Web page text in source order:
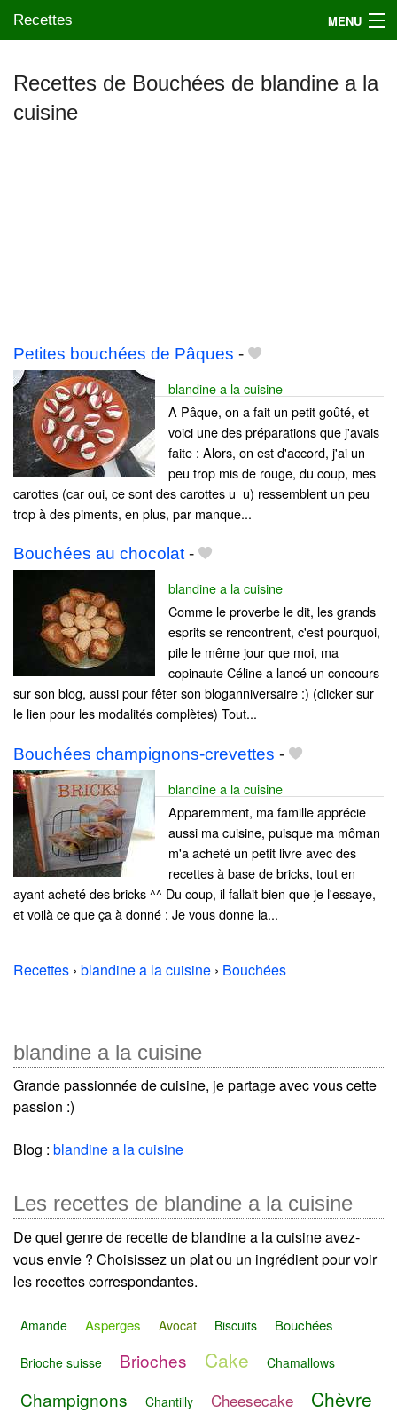
Recettes MENU
Mes blogs préférés
Recettes de Bouchées de blandine a la
cuisine
Petites bouchées de Pâques -
blandine a la cuisine
A Pâque, on a fait un petit goûté, et
voici une des préparations que j'avais
faite : Alors, on est d'accord, j'ai un
peu trop mis de rouge, du coup, mes
carottes (car oui, ce sont des carottes u_u) ressemblent un peu
trop à des piments, en plus, par manque...
Bouchées au chocolat-
blandine a la cuisine
Comme le proverbe le dit, les grands
esprits se rencontrent, c'est pourquoi,
pile le même jour que moi, ma
copinaute Céline a lancé un concours
sur son blog, aussi pour fêter son bloganniversaire :) (clicker sur
le lien pour les modalités complètes) Tout...
Bouchées champignons-crevettes -
blandine a la cuisine
Apparemment, ma famille apprécie
aussi ma cuisine, puisque ma môman
m'a acheté un petit livre avec des
recettes à base de bricks, tout en
ayant acheté des bricks ^^ Du coup, il fallait bien que je l'essaye,
et voilà ce que ça à donné : Je vous donne la...
Recettes › blandine a la cuisine › Bouchées
blandine a la cuisine
Grande passionnée de cuisine, je partage avec vous cette
passion :)
Blog : blandine a la cuisine
Les recettes de blandine a la cuisine
De quel genre de recette de blandine a la cuisine avez-
vous envie ? Choisissez un plat ou un ingrédient pour voir
les recettes correspondantes.
Amande Asperges Avocat Biscuits Bouchées
Brioche suisse Brioches Cake Chamallows
Champignons Chantilly Cheesecake Chèvre